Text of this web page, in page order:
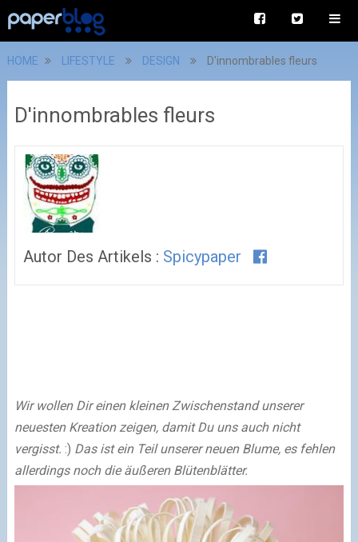
HOME LIFESTYLE DESIGN D'innombrables fleurs
D'innombrables fleurs
Autor Des Artikels : Spicypaper
Wir wollen Dir einen kleinen Zwischenstand unserer
neuesten Kreation zeigen, damit Du uns auch nicht
vergisst. :) Das ist ein Teil unserer neuen Blume, es fehlen
allerdings noch die äußeren Blütenblätter.